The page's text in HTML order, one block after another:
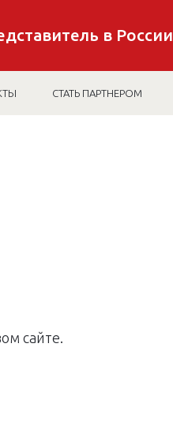
в России
СТАТЬ ПАРТНЕРОМ
сайте.